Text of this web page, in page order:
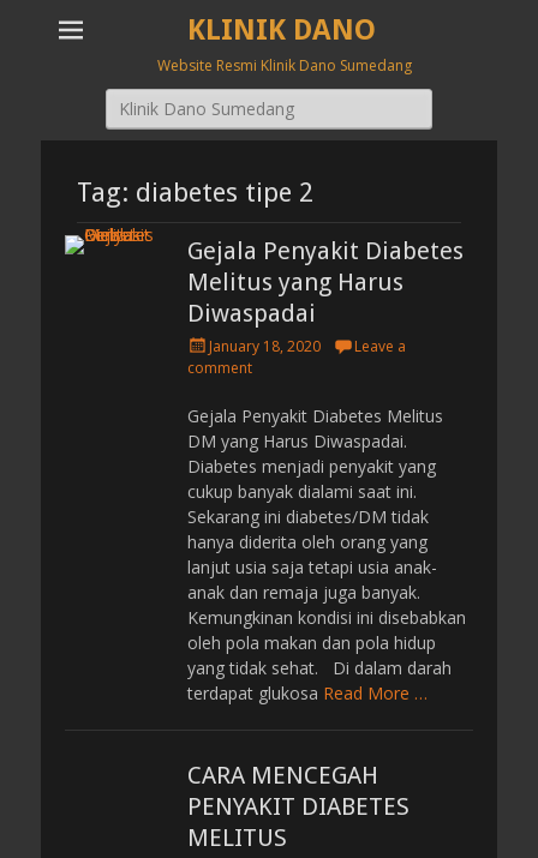
KLINIK DANO
Website Resmi Klinik Dano Sumedang
Search
for:
Tag: diabetes tipe 2
Gejala Penyakit Diabetes
Melitus yang Harus
Diwaspadai
P
o
t
e
d
o
n
January 18, 2020
Leave a
comment
Gejala Penyakit Diabetes Melitus
DM yang Harus Diwaspadai.
Diabetes menjadi penyakit yang
cukup banyak dialami saat ini.
Sekarang ini diabetes/DM tidak
hanya diderita oleh orang yang
lanjut usia saja tetapi usia anak-
anak dan remaja juga banyak.
Kemungkinan kondisi ini disebabkan
oleh pola makan dan pola hidup
yang tidak sehat. Di dalam darah
terdapat glukosa Read More …
CARA MENCEGAH
PENYAKIT DIABETES
MELITUS